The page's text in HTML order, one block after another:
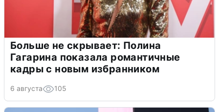
Больше не скрывает: Полина
Гагарина показала романтичные
кадры с новым избранником
6 августа 105